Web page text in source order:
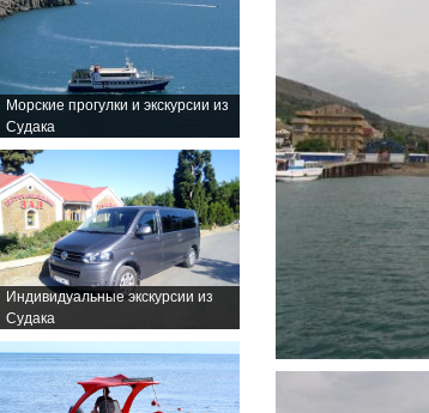
Морские прогулки и экскурсии из
Судака
Индивидуальные экскурсии из
Судака